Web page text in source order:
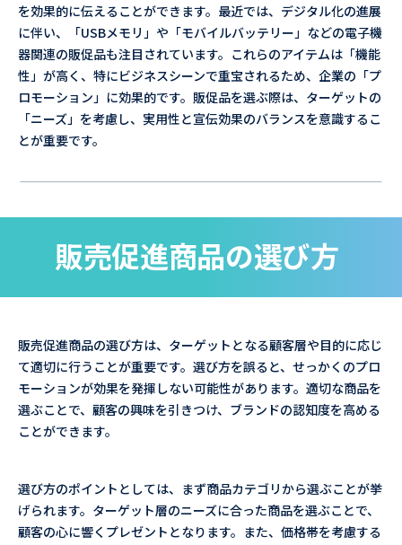
を効果的に伝えることができます。最近では、デジタル化の進展
に伴い、「USBメモリ」や「モバイルバッテリー」などの電子機
器関連の販促品も注目されています。これらのアイテムは「機能
性」が高く、特にビジネスシーンで重宝されるため、企業の「プ
ロモーション」に効果的です。販促品を選ぶ際は、ターゲットの
「ニーズ」を考慮し、実用性と宣伝効果のバランスを意識するこ
とが重要です。
販売促進商品の選び方
販売促進商品の選び方は、ターゲットとなる顧客層や目的に応じ
て適切に行うことが重要です。選び方を誤ると、せっかくのプロ
モーションが効果を発揮しない可能性があります。適切な商品を
選ぶことで、顧客の興味を引きつけ、ブランドの認知度を高める
ことができます。
選び方のポイントとしては、まず商品カテゴリから選ぶことが挙
げられます。ターゲット層のニーズに合った商品を選ぶことで、
顧客の心に響くプレゼントとなります。また、価格帯を考慮する